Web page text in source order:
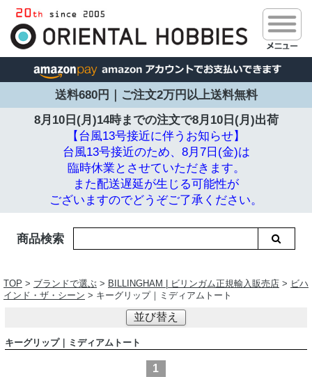
送料680円｜ご注文2万円以上送料無料
8月10日(月)14時までの注文で8月10日(月)出荷
【台風13号接近に伴うお知らせ】
台風13号接近のため、8月7日(金)は
臨時休業とさせていただきます。
また配送遅延が生じる可能性が
ございますのでどうぞご了承ください。
商品検索
TOP > ブランドで選ぶ > BILLINGHAM | ビリンガム正規輸入販売店 > ビハ
インド・ザ・シーン > キーグリップ｜ミディアムトート
並び替え
キーグリップ｜ミディアムトート
1